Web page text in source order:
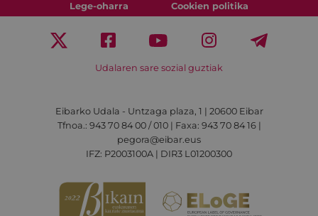
Lege-oharra
Cookien politika
Udalaren sare sozial guztiak
Eibarko Udala - Untzaga plaza, 1 | 20600 Eibar
Tfnoa.: 943 70 84 00 / 010 | Faxa: 943 70 84 16 |
pegora@eibar.eus
IFZ: P2003100A | DIR3 L01200300